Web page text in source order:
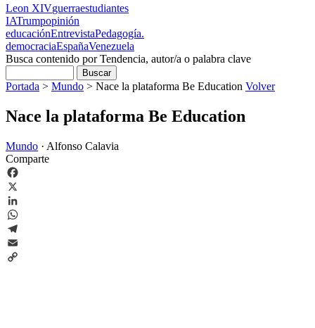
Leon XIVguerraestudiantes
IATrumpopinión
educaciónEntrevistaPedagogía.
democraciaEspañaVenezuela
Busca contenido por Tendencia, autor/a o palabra clave
Portada > Mundo > Nace la plataforma Be Education Volver
Nace la plataforma Be Education
Mundo · Alfonso Calavia
Comparte
Facebook
X
LinkedIn
WhatsApp
Telegram
Email